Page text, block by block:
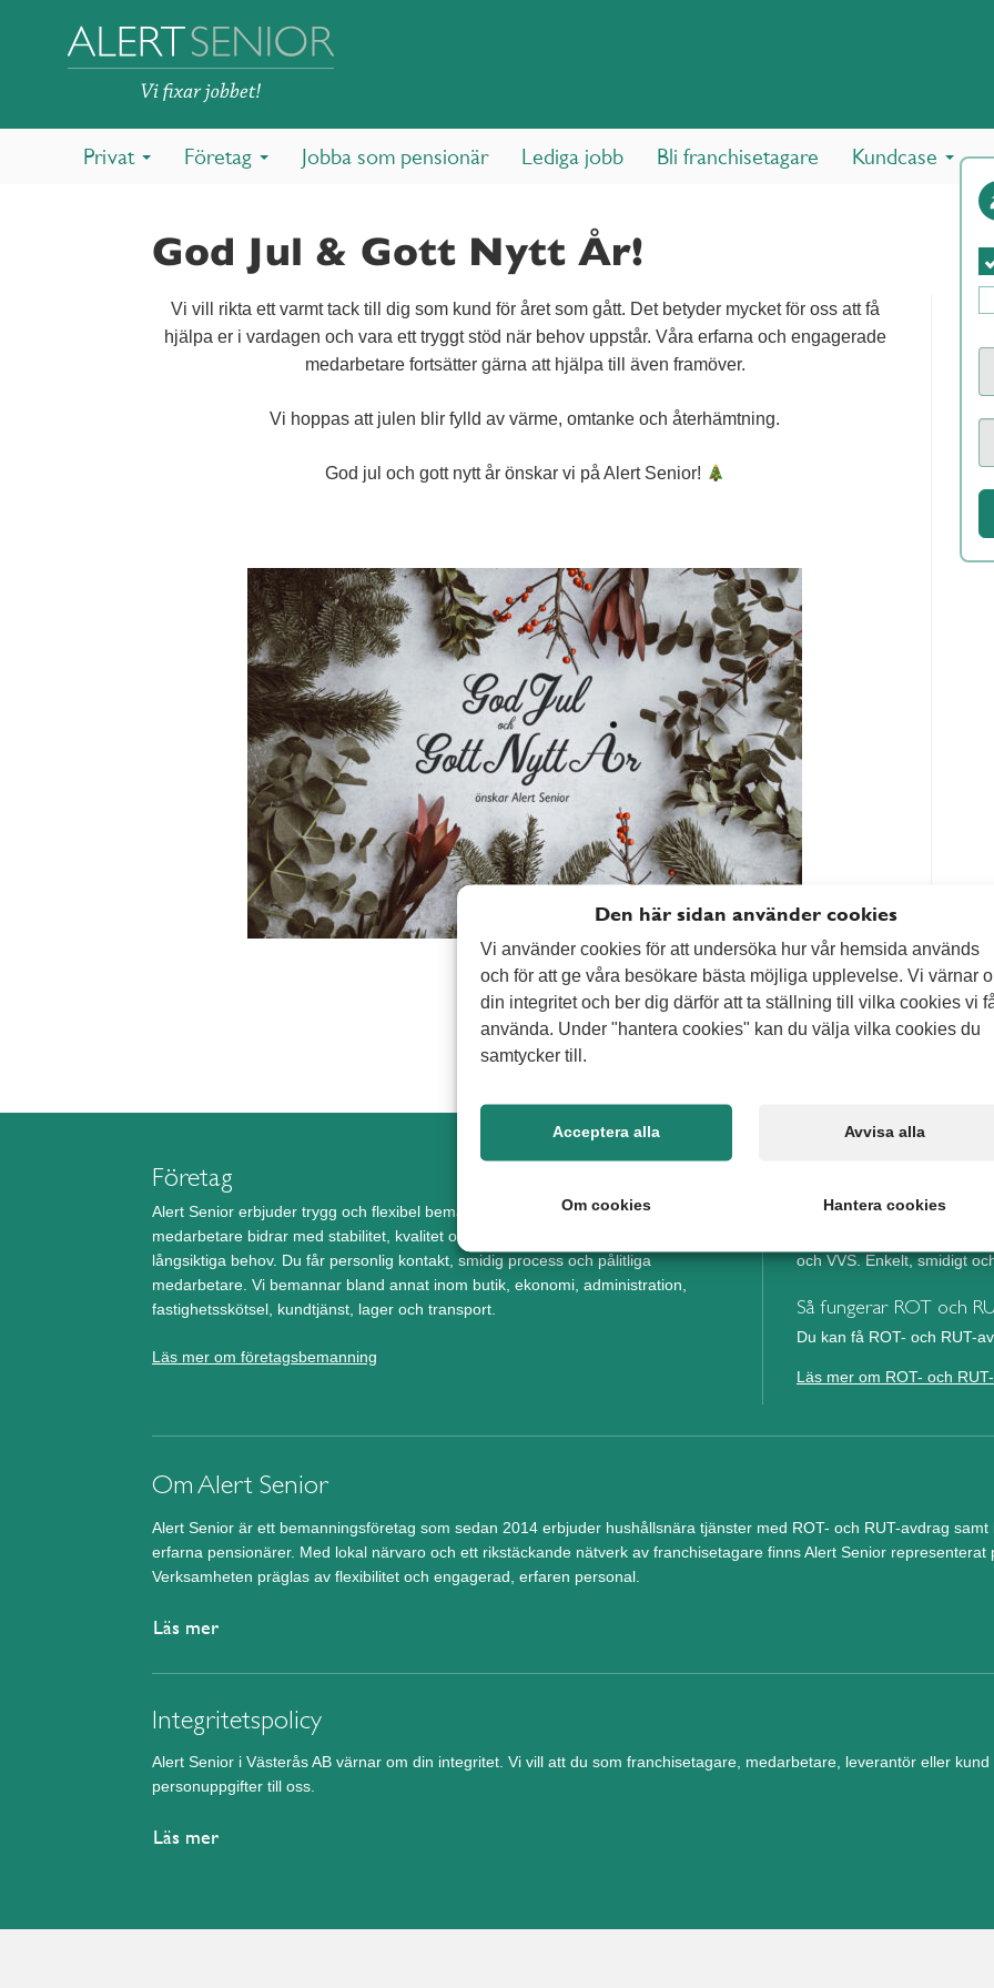
Privat Företag Jobba som pensionär Lediga jobb Bli franchisetagare Kundcase
God Jul & Gott Nytt År!
Vi vill rikta ett varmt tack till dig som kund för året som gått. Det betyder mycket för oss att få
hjälpa er i vardagen och vara ett tryggt stöd när behov uppstår. Våra erfarna och engagerade
medarbetare fortsätter gärna att hjälpa till även framöver.
Vi hoppas att julen blir fylld av värme, omtanke och återhämtning.
God jul och gott nytt år önskar vi på Alert Senior!
Företag
Alert Senior erbjuder trygg och flexibel bemanning med erfaren kompetens. Våra
medarbetare bidrar med stabilitet, kvalitet och arbetsglädje vid både tillfälliga och
långsiktiga behov. Du får personlig kontakt, smidig process och pålitliga
medarbetare. Vi bemannar bland annat inom butik, ekonomi, administration,
fastighetsskötsel, kundtjänst, lager och transport.
Läs mer om företagsbemanning
Alert Senior erbjuder
samtal räcker för att få
och VVS. Enkelt, smidigt
Så fungerar ROT och
Du kan få ROT- och RUT-
Läs mer om ROT- och
Om Alert Senior
Alert Senior är ett bemanningsföretag som sedan 2014 erbjuder hushållsnära tjänster med ROT- och RUT-avdrag
erfarna pensionärer. Med lokal närvaro och ett rikstäckande nätverk av franchisetagare finns Alert Senior representerat
Verksamheten präglas av flexibilitet och engagerad, erfaren personal.
Läs mer
Integritetspolicy
Alert Senior i Västerås AB värnar om din integritet. Vi vill att du som franchisetagare, medarbetare, leverantör eller
personuppgifter till oss.
Läs mer
Den här sidan använder cookies
Vi använder cookies för att undersöka hur vår hemsida används
och för att ge våra besökare bästa möjliga upplevelse. Vi värnar
din integritet och ber dig därför att ta ställning till vilka cookies vi
använda. Under "hantera cookies" kan du välja vilka cookies du
samtycker till.
Acceptera alla Avvisa alla
Om cookies Hantera cookies